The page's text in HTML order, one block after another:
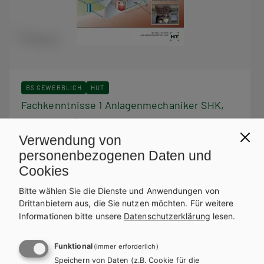
BS GEWERBLICH HUT
Fachkenntnisse 1 Anlagenmechaniker SHK,
Lernfelder 5 - 8
Lehrbuch
Verwendung von
personenbezogenen Daten und
Cookies
Bitte wählen Sie die Dienste und Anwendungen von
Drittanbietern aus, die Sie nutzen möchten. Für weitere
Informationen bitte unsere Datenschutzerklärung lesen.
Funktional (immer erforderlich)
Speichern von Daten (z.B. Cookie für die